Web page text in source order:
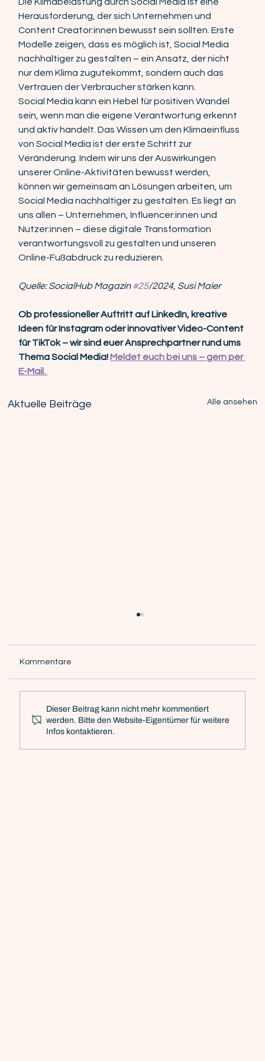
Herausforderung, der sich Unternehmen und
Content Creator:innen bewusst sein sollten. Erste
Modelle zeigen, dass es möglich ist, Social Media
nachhaltiger zu gestalten – ein Ansatz, der nicht
nur dem Klima zugutekommt, sondern auch das
Vertrauen der Verbraucher stärken kann.
Social Media kann ein Hebel für positiven Wandel
sein, wenn man die eigene Verantwortung erkennt
und aktiv handelt. Das Wissen um den Klimaeinfluss
von Social Media ist der erste Schritt zur
Veränderung. Indem wir uns der Auswirkungen
unserer Online-Aktivitäten bewusst werden,
können wir gemeinsam an Lösungen arbeiten, um
Social Media nachhaltiger zu gestalten. Es liegt an
uns allen – Unternehmen, Influencer:innen und
Nutzer:innen – diese digitale Transformation
verantwortungsvoll zu gestalten und unseren
Online-Fußabdruck zu reduzieren.
Quelle: SocialHub Magazin #25/2024, Susi Maier
Ob professioneller Auftritt auf LinkedIn, kreative
Ideen für Instagram oder innovativer Video-Content
für TikTok – wir sind euer Ansprechpartner rund ums
Thema Social Media! Meldet euch bei uns – gern per
E-Mail.
Aktuelle Beiträge Alle ansehen
Nachhaltigkeit im Unternehmen:
Kommentare
Dieser Beitrag kann nicht mehr kommentiert
werden. Bitte den Website-Eigentümer für weitere
Infos kontaktieren.